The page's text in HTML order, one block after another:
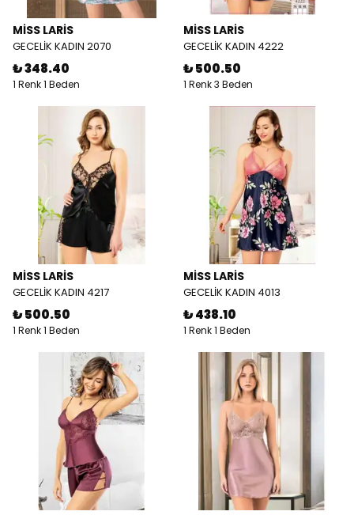
MİSS LARİS
GECELİK KADIN 2070
₺ 348.40
1 Renk 1 Beden
MİSS LARİS
GECELİK KADIN 4222
₺ 500.50
1 Renk 3 Beden
MİSS LARİS
GECELİK KADIN 4217
₺ 500.50
1 Renk 1 Beden
MİSS LARİS
GECELİK KADIN 4013
₺ 438.10
1 Renk 1 Beden